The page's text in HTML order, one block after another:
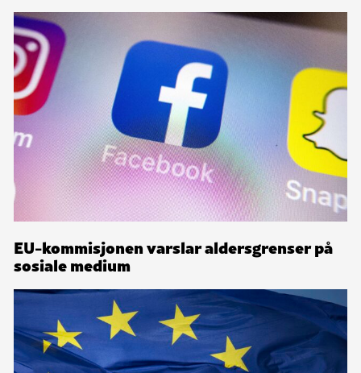
EU-kommisjonen varslar aldersgrenser på
sosiale medium